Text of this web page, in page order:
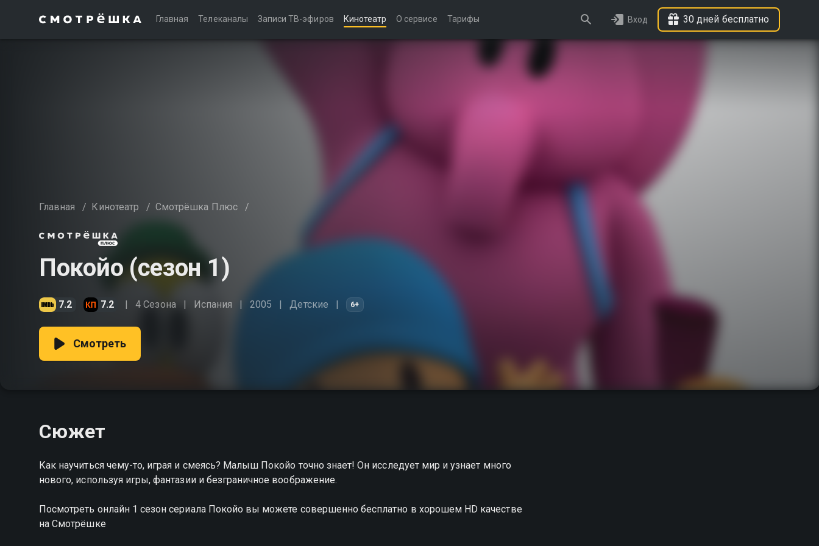
Главная Телеканалы Записи ТВ-эфиров Кинотеатр О сервисе Тарифы Вход 30 дней бесплатно
Главная / Кинотеатр / Смотрёшка Плюс /
Покойо (сезон 1)
7.2 7.2 4 Сезона Испания 2005 Детские 6+
Смотреть
Сюжет
Как научиться чему-то, играя и смеясь? Малыш Покойо точно знает! Он исследует мир и узнает много
нового, используя игры, фантазии и безграничное воображение.
Посмотреть онлайн 1 сезон сериала Покойо вы можете совершенно бесплатно в хорошем HD качестве
на Смотрёшке